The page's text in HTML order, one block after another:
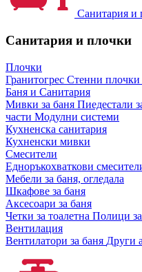
Санитария и
Санитария и плочки
Плочки
Гранитогрес Стенни плочки
Баня и Санитария
Мивки за баня Пиедестали
части Модулни системи
Кухненска санитария
Кухненски мивки
Смесители
Едноръкохваткови
Мебели за баня, огледала
Шкафове за баня
Аксесоари за баня
Четки за тоалетна Полици
Вентилация
Вентилатори за баня Други